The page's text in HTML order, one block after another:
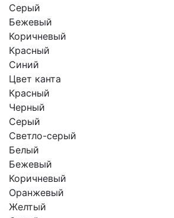
Серый
Бежевый
Коричневый
Красный
Синий
Цвет канта
Красный
Черный
Серый
Светло-серый
Белый
Бежевый
Коричневый
Оранжевый
Желтый